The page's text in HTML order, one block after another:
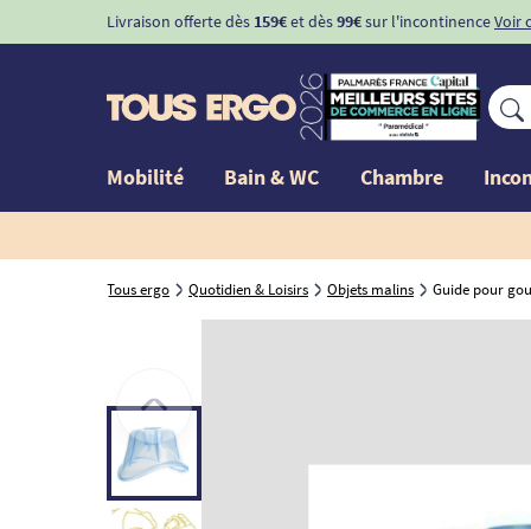
Livraison offerte dès 159€et dès99€sur l'incontinenceVoir
Mobilité Bain & WC Chambre
Tous ergo Quotidien & Loisirs Objets malins Guide pour